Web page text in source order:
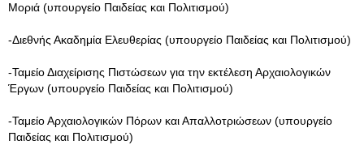
Μοριά (υπουργείο Παιδείας και Πολιτισμού)
-Διεθνής Ακαδημία Ελευθερίας (υπουργείο Παιδείας και Πολιτισμού)
-Ταμείο Διαχείρισης Πιστώσεων για την εκτέλεση Αρχαιολογικών
Έργων (υπουργείο Παιδείας και Πολιτισμού)
-Ταμείο Αρχαιολογικών Πόρων και Απαλλοτριώσεων (υπουργείο
Παιδείας και Πολιτισμού)